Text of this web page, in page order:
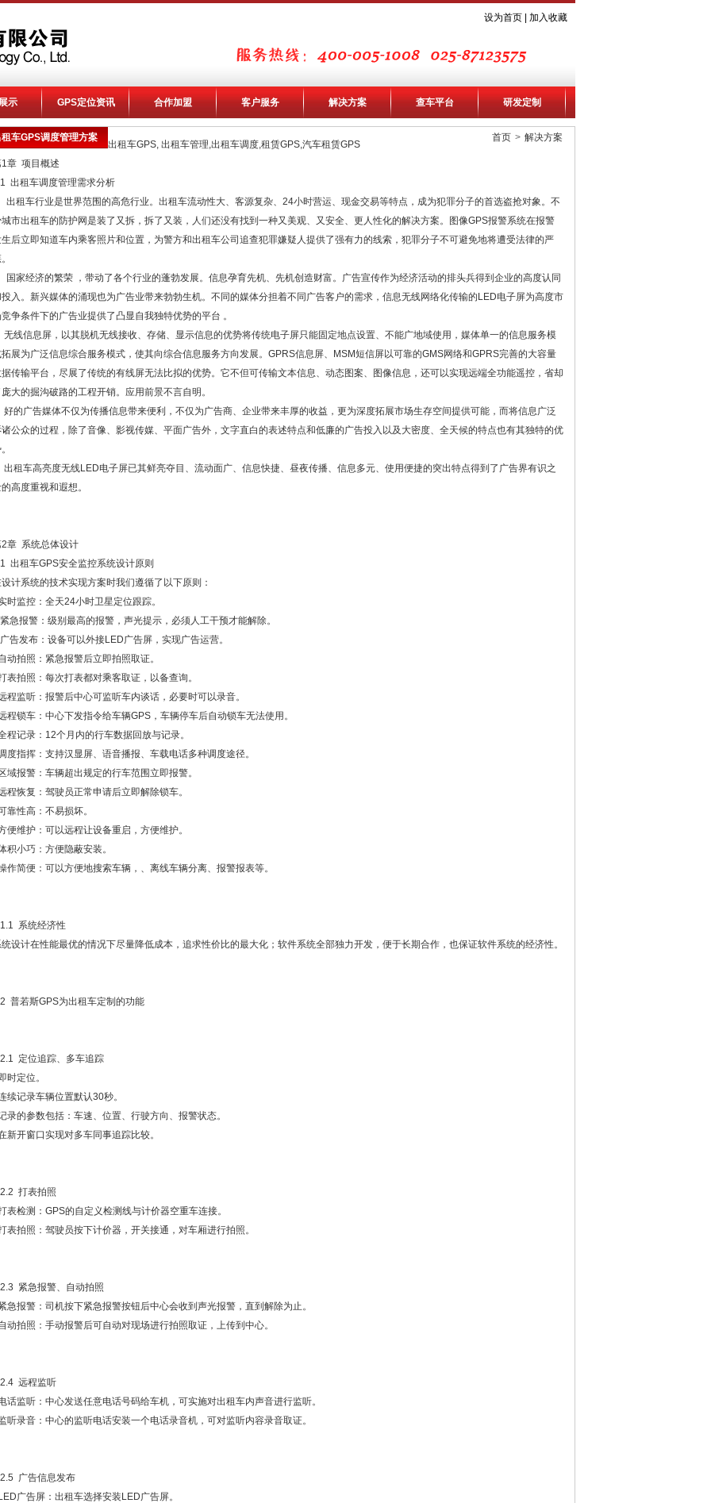
设为首页 加入收藏
示 GPS定位资讯 合作加盟 客户服务 解决方案 查车平台 研发定制
车GPS调度管理方案 首页 > 解决方案
出租车GPS, 出租车管理,出租车调度,租赁GPS,汽车租赁GPS
1章 项目概述
出租车调度管理需求分析
租车行业是世界范围的高危行业。出租车流动性大、客源复杂、24小时营运、现金交易等特点，成为犯罪分子的首选盗抢对象。不
市出租车的防护网是装了又拆，拆了又装，人们还没有找到一种又美观、又安全、更人性化的解决方案。图像GPS报警系统在报警
后立即知道车内乘客照片和位置，为警方和出租车公司追查犯罪嫌疑人提供了强有力的线索，犯罪分子不可避免地将遭受法律的严
家经济的繁荣 ，带动了各个行业的蓬勃发展。信息孕育先机、先机创造财富。广告宣传作为经济活动的排头兵得到企业的高度认同
入。新兴媒体的涌现也为广告业带来勃勃生机。不同的媒体分担着不同广告客户的需求，信息无线网络化传输的LED电子屏为高度市
争条件下的广告业提供了凸显自我独特优势的平台 。
线信息屏，以其脱机无线接收、存储、显示信息的优势将传统电子屏只能固定地点设置、不能广地域使用，媒体单一的信息服务模
展为广泛信息综合服务模式，使其向综合信息服务方向发展。GPRS信息屏、MSM短信屏以可靠的GMS网络和GPRS完善的大容量
传输平台，尽展了传统的有线屏无法比拟的优势。它不但可传输文本信息、动态图案、图像信息，还可以实现远端全功能遥控，省却
大的掘沟破路的工程开销。应用前景不言自明。
的广告媒体不仅为传播信息带来便利，不仅为广告商、企业带来丰厚的收益，更为深度拓展市场生存空间提供可能，而将信息广泛
公众的过程，除了音像、影视传媒、平面广告外，文字直白的表述特点和低廉的广告投入以及大密度、全天候的特点也有其独特的优
租车高亮度无线LED电子屏已其鲜亮夺目、流动面广、信息快捷、昼夜传播、信息多元、使用便捷的突出特点得到了广告界有识之
高度重视和遐想。
2章 系统总体设计
出租车GPS安全监控系统设计原则
计系统的技术实现方案时我们遵循了以下原则：
时监控：全天24小时卫星定位跟踪。
急报警：级别最高的报警，声光提示，必须人工干预才能解除。
告发布：设备可以外接LED广告屏，实现广告运营。
动拍照：紧急报警后立即拍照取证。
表拍照：每次打表都对乘客取证，以备查询。
程监听：报警后中心可监听车内谈话，必要时可以录音。
程锁车：中心下发指令给车辆GPS，车辆停车后自动锁车无法使用。
程记录：12个月内的行车数据回放与记录。
度指挥：支持汉显屏、语音播报、车载电话多种调度途径。
域报警：车辆超出规定的行车范围立即报警。
程恢复：驾驶员正常申请后立即解除锁车。
靠性高：不易损坏。
便维护：可以远程让设备重启，方便维护。
积小巧：方便隐蔽安装。
作简便：可以方便地搜索车辆，、离线车辆分离、报警报表等。
系统经济性
设计在性能最优的情况下尽量降低成本，追求性价比的最大化；软件系统全部独力开发，便于长期合作，也保证软件系统的经济性。
普若斯GPS为出租车定制的功能
定位追踪、多车追踪
时定位。
续记录车辆位置默认30秒。
录的参数包括：车速、位置、行驶方向、报警状态。
新开窗口实现对多车同事追踪比较。
打表拍照
表检测：GPS的自定义检测线与计价器空重车连接。
表拍照：驾驶员按下计价器，开关接通，对车厢进行拍照。
紧急报警、自动拍照
急报警：司机按下紧急报警按钮后中心会收到声光报警，直到解除为止。
动拍照：手动报警后可自动对现场进行拍照取证，上传到中心。
远程监听
话监听：中心发送任意电话号码给车机，可实施对出租车内声音进行监听。
听录音：中心的监听电话安装一个电话录音机，可对监听内容录音取证。
广告信息发布
广告屏：出租车选择安装LED广告屏。